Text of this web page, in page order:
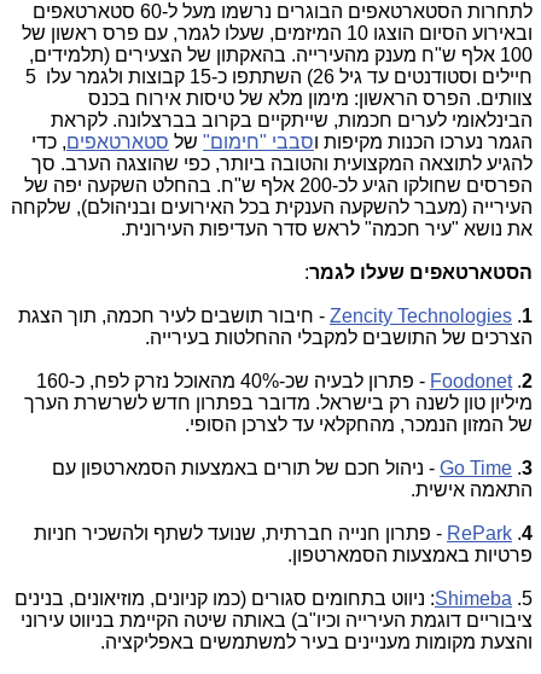
לתחרות הסטארטאפים הבוגרים נרשמו מעל ל-60 סטארטאפים
ובאירוע הסיום הוצגו 10 המיזמים, שעלו לגמר, עם פרס ראשון של
100 אלף ש"ח מענק מהעירייה. בהאקתון של הצעירים (תלמידים,
חיילים וסטודנטים עד גיל 26) השתתפו כ-15 קבוצות ולגמר עלו 5
צוותים. הפרס הראשון: מימון מלא של טיסות אירוח בכנס
הבינלאומי לערים חכמות, שייתקיים בקרוב בברצלונה. לקראת
הגמר נערכו הכנות מקיפות וסבבי "חימום" של סטארטאפים, כדי
להגיע לתוצאה המקצועית והטובה ביותר, כפי שהוצגה הערב. סך
הפרסים שחולקו הגיע לכ-200 אלף ש"ח. בהחלט השקעה יפה של
העירייה (מעבר להשקעה הענקית בכל האירועים ובניהולם), שלקחה
את נושא "עיר חכמה" לראש סדר העדיפות העירונית.
הסטארטאפים שעלו לגמר:
1
.
Zencity Technologies - חיבור תושבים לעיר חכמה, תוך הצגת
הצרכים של התושבים למקבלי ההחלטות בעירייה.
2
.
Foodonet
- פתרון לבעיה שכ-40% מהאוכל נזרק לפח, כ-160
מיליון טון לשנה רק בישראל. מדובר בפתרון חדש לשרשרת הערך
של המזון הנמכר, מהחקלאי עד לצרכן הסופי.
3
.
Go Time - ניהול חכם של תורים באמצעות הסמארטפון עם
התאמה אישית.
4
.
RePark - פתרון חנייה חברתית, שנועד לשתף ולהשכיר חניות
פרטיות באמצעות הסמארטפון.
5.
Shimeba: ניווט בתחומים סגורים (כמו קניונים, מוזיאונים, בנינים
ציבוריים דוגמת העירייה וכיו"ב) באותה שיטה הקיימת בניווט עירוני
והצעת מקומות מעניינים בעיר למשתמשים באפליקציה.